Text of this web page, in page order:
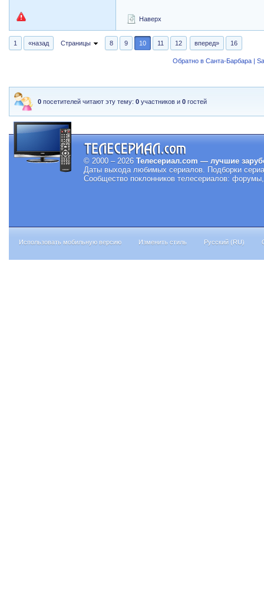
Наверх
1 «назад Страницы 8 9 10 11 12 вперед» 16
Обратно в Санта-Барбара |
0 посетителей читают эту тему:0 участников и0 гостей
© 2000 – 2026 Телесериал.com — лучшие
Даты выхода любимых сериалов. Подборки
Сообщество поклонников телесериалов:
Использовать мобильную версию Изменить стиль Русский (RU)